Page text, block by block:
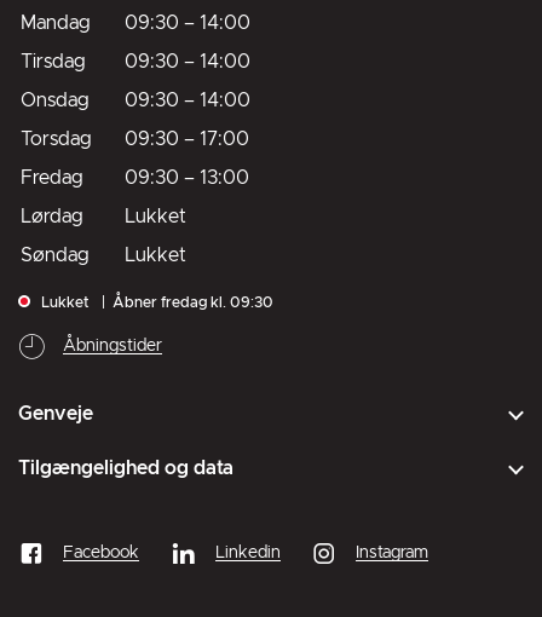
Mandag 09:30 – 14:00
Tirsdag
09:30 – 14:00
Onsdag
09:30 – 14:00
Torsdag
09:30 – 17:00
Fredag
09:30 – 13:00
Lørdag
Lukket
Søndag
Lukket
Lukket Åbner fredag kl. 09:30
Åbningstider
Genveje
Tilgængelighed og data
Facebook Linkedin Instagram